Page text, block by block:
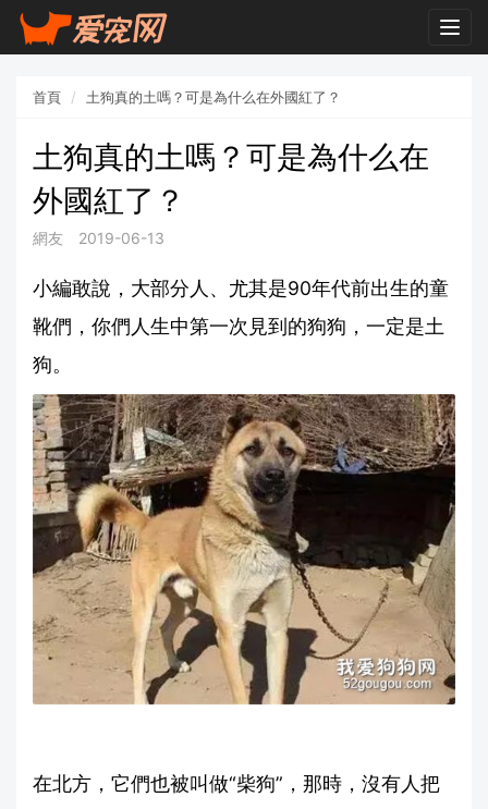
首頁 土狗真的土嗎？可是為什么在外國紅了？
土狗真的土嗎？可是為什么在
外國紅了？
網友 2019-06-13
小編敢說，大部分人、尤其是90年代前出生的童
靴們，你們人生中第一次見到的狗狗，一定是土
狗。
在北方，它們也被叫做“柴狗”，那時，沒有人把